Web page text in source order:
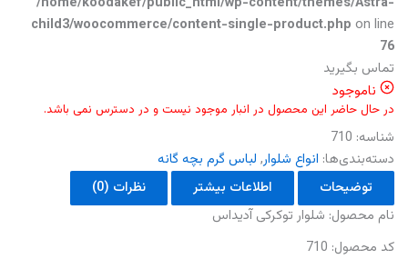
child3/woocommerce/content-single-product.php on line
76
تماس بگیرید
ناموجود
در حال حاضر این محصول در انبار موجود نیست و در دسترس نمی باشد.
شناسه: 710
دسته‌بندی‌ها: انواع شلوار, لباس گرم بچه گانه
توضیحات
اطلاعات بیشتر
نظرات (0)
نام‌ محصول: شلوار توکرکی آدیداس
کد محصول: 710